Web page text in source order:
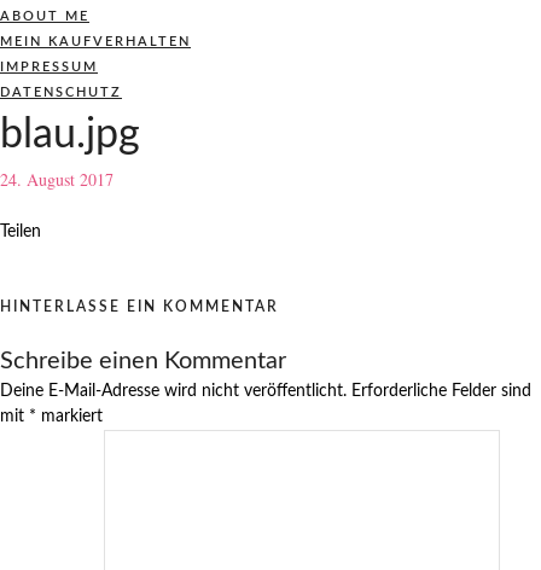
ABOUT ME
MEIN KAUFVERHALTEN
IMPRESSUM
DATENSCHUTZ
blau.jpg
24. August 2017
Teilen
HINTERLASSE EIN KOMMENTAR
Schreibe einen Kommentar
Deine E-Mail-Adresse wird nicht veröffentlicht. Erforderliche Felder sind
mit * markiert